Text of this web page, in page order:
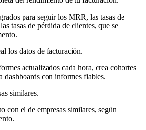
para seguir los MRR, las tasas de
tasas de pérdida de clientes, que se
los datos de facturación.
actualizados cada hora, crea cohortes
dashboards con informes fiables.
similares.
con el de empresas similares, según